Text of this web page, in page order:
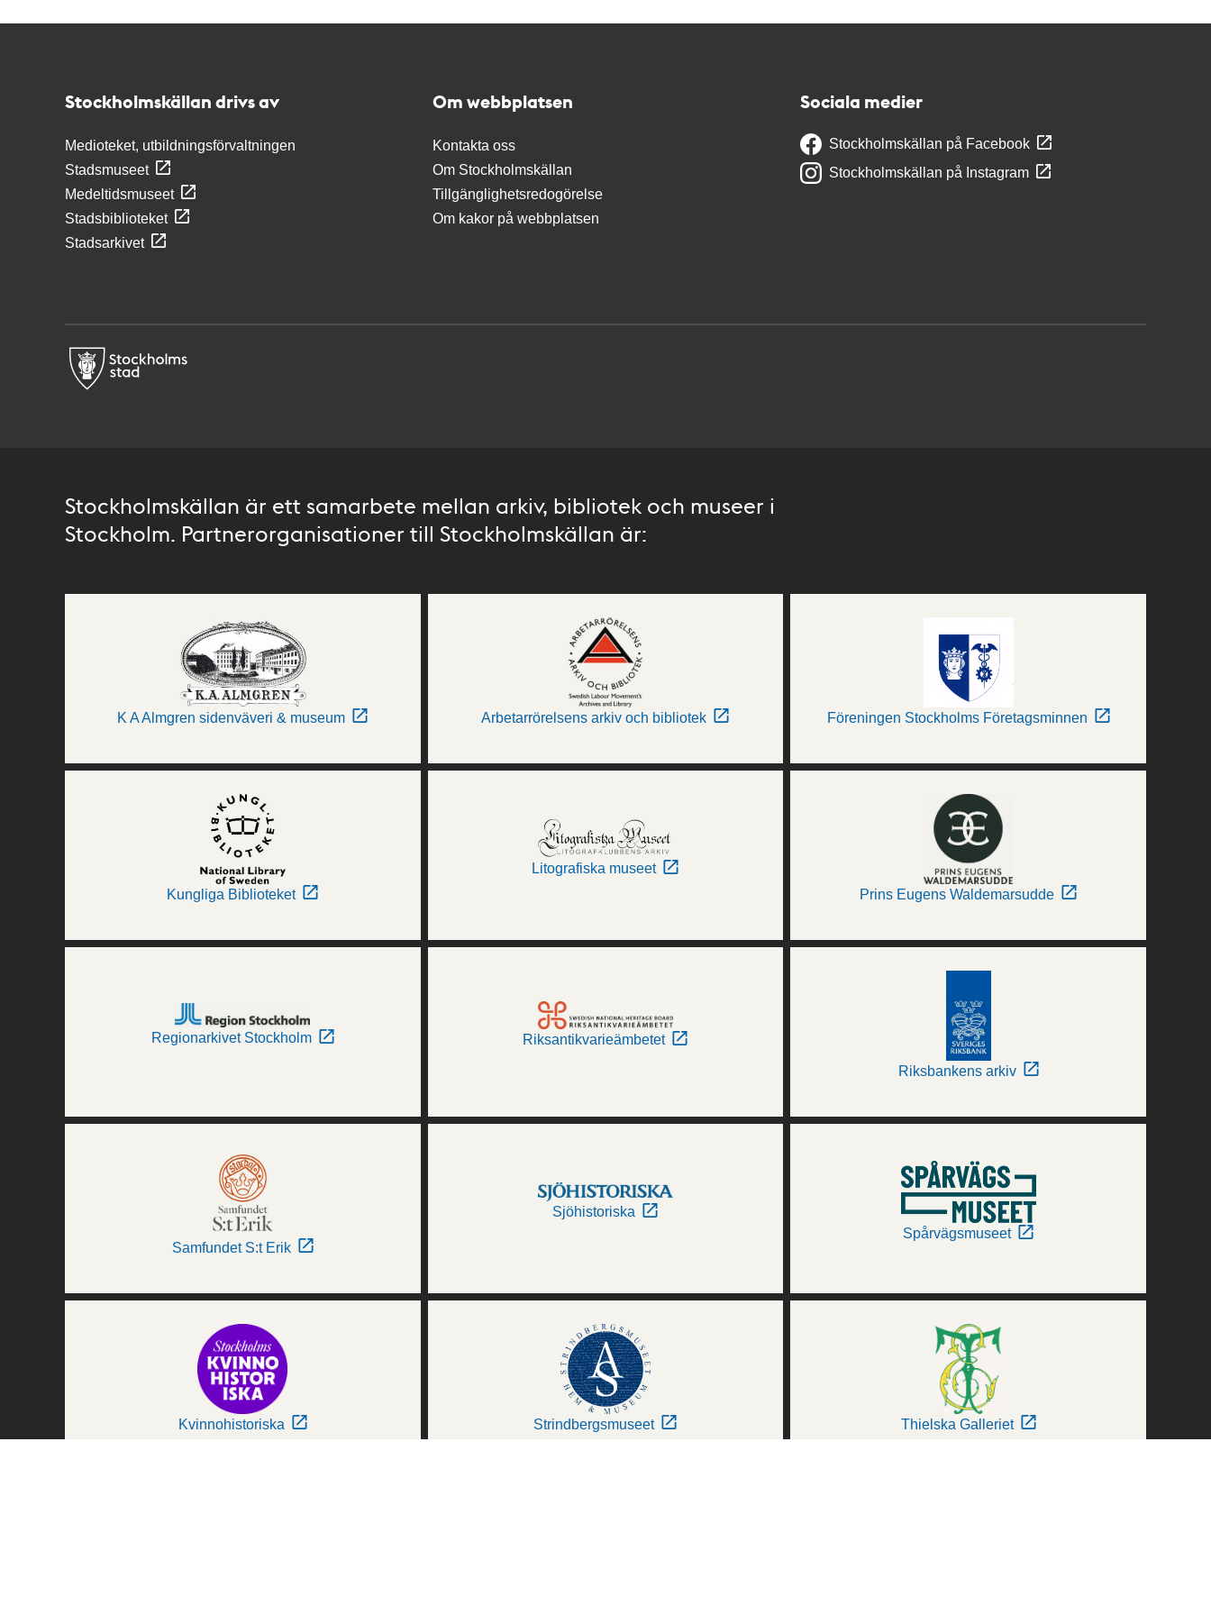
Stockholmskällan drivs av
Medioteket, utbildningsförvaltningen
Stadsmuseet
Medeltidsmuseet
Stadsbiblioteket
Stadsarkivet
Om webbplatsen
Kontakta oss
Om Stockholmskällan
Tillgänglighetsredogörelse
Om kakor på webbplatsen
Sociala medier
Stockholmskällan på Facebook
Stockholmskällan på Instagram
Stockholmskällan är ett samarbete mellan arkiv, bibliotek och museer i
Stockholm. Partnerorganisationer till Stockholmskällan är:
K A Almgren sidenväveri & museum Arbetarrörelsens arkiv och bibliotek Föreningen Stockholms Företagsminnen
Kungliga Biblioteket
Litografiska museet
Prins Eugens Waldemarsudde
Regionarkivet Stockholm Riksantikvarieämbetet
Riksbankens arkiv
Samfundet S:t Erik
Sjöhistoriska
Spårvägsmuseet
Kvinnohistoriska Strindbergsmuseet Thielska Galleriet